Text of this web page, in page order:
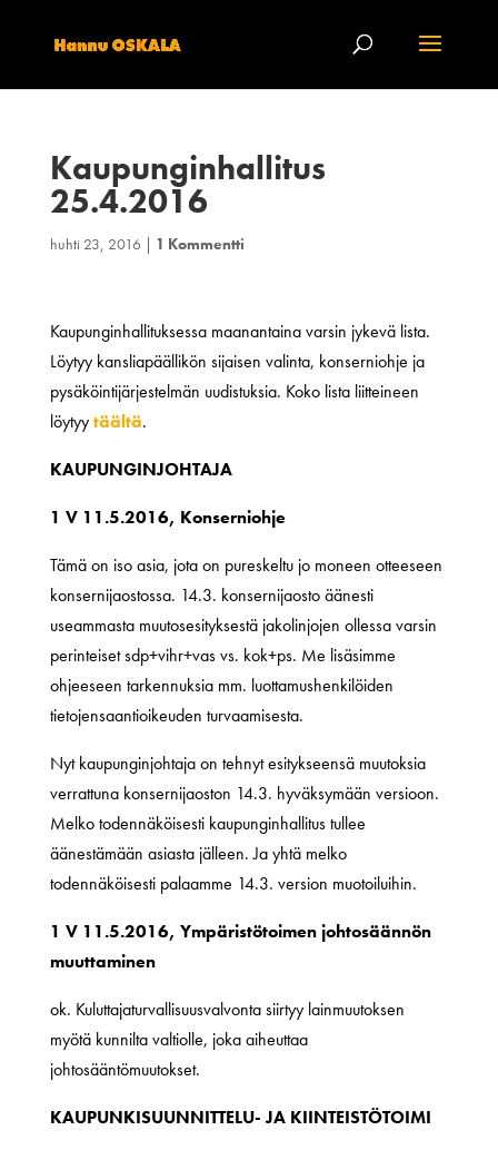
Kaupunginhallitus
25.4.2016
huhti 23, 2016 | 1 Kommentti
Kaupunginhallituksessa maanantaina varsin jykevä lista.
Löytyy kansliapäällikön sijaisen valinta, konserniohje ja
pysäköintijärjestelmän uudistuksia. Koko lista liitteineen
löytyytäältä.
KAUPUNGINJOHTAJA
1 V 11.5.2016, Konserniohje
Tämä on iso asia, jota on pureskeltu jo moneen otteeseen
konsernijaostossa. 14.3. konsernijaosto äänesti
useammasta muutosesityksestä jakolinjojen ollessa varsin
perinteiset sdp+vihr+vas vs. kok+ps. Me lisäsimme
ohjeeseen tarkennuksia mm. luottamushenkilöiden
tietojensaantioikeuden turvaamisesta.
Nyt kaupunginjohtaja on tehnyt esitykseensä muutoksia
verrattuna konsernijaoston 14.3. hyväksymään versioon.
Melko todennäköisesti kaupunginhallitus tullee
äänestämään asiasta jälleen. Ja yhtä melko
todennäköisesti palaamme 14.3. version muotoiluihin.
1 V 11.5.2016, Ympäristötoimen johtosäännön
muuttaminen
ok. Kuluttajaturvallisuusvalvonta siirtyy lainmuutoksen
myötä kunnilta valtiolle, joka aiheuttaa
johtosääntömuutokset.
KAUPUNKISUUNNITTELU- JA KIINTEISTÖTOIMI